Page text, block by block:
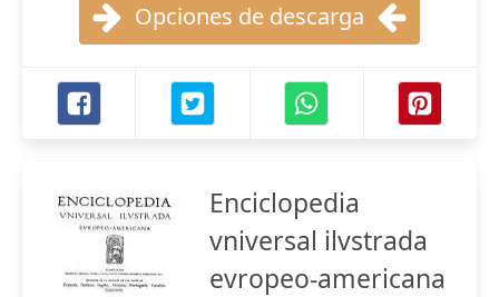
Opciones de descarga
Enciclopedia
vniversal ilvstrada
evropeo-americana